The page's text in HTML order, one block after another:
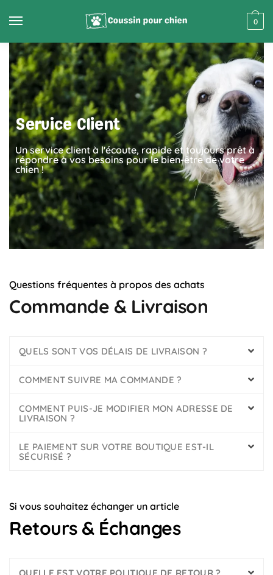
0
Service Client
Un service client à l'écoute, rapide et toujours prêt à
répondre à vos besoins pour le bien-être de votre
chien !
Questions fréquentes à propos des achats
Commande & Livraison
QUELS SONT VOS DÉLAIS DE LIVRAISON ?
COMMENT SUIVRE MA COMMANDE ?
COMMENT PUIS-JE MODIFIER MON ADRESSE DE
LIVRAISON ?
LE PAIEMENT SUR VOTRE BOUTIQUE EST-IL
SÉCURISÉ ?
Si vous souhaitez échanger un article
Retours & Échanges